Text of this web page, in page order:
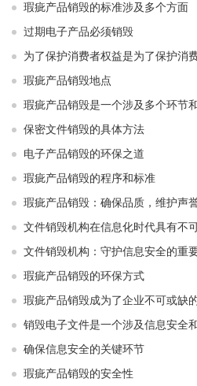
瑕疵产品销毁的标准涉及多个方面
过期电子产品必须销毁
为了保护消费者权益是为了保护消
瑕疵产品销毁地点
瑕疵产品销毁是一个涉及多个环节
保密文件销毁的具体方法
电子产品销毁的环保之道
瑕疵产品销毁的程序和标准
瑕疵产品销毁：确保品质，维护声
文件销毁机构在信息化时代具有不
文件销毁机构：守护信息安全的重
瑕疵产品销毁的环保方式
瑕疵产品销毁成为了企业不可或缺
销毁电子文件是一个涉及信息安全
确保信息安全的关键环节
瑕疵产品销毁的安全性